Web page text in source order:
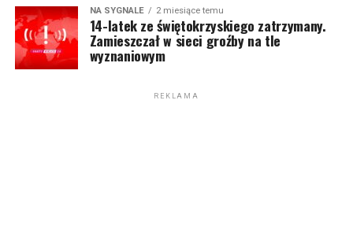
NA SYGNALE 2 miesiące temu
14-latek ze świętokrzyskiego zatrzymany.
Zamieszczał w sieci groźby na tle
wyznaniowym
REKLAMA